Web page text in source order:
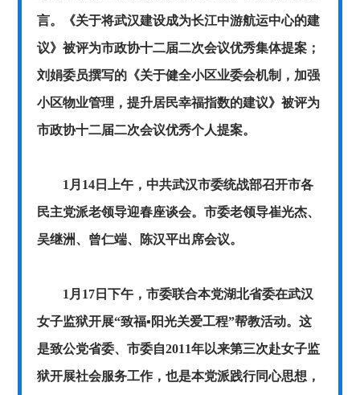
言。《关于将武汉建设成为长江中游航运中心的建
议》被评为市政协十二届二次会议优秀集体提案；
刘娟委员撰写的《关于健全小区业委会机制，加强
小区物业管理，提升居民幸福指数的建议》被评为
市政协十二届二次会议优秀个人提案。
1月14日上午，中共武汉市委统战部召开市各
民主党派老领导迎春座谈会。市委老领导崔光杰、
吴继洲、曾仁端、陈汉平出席会议。
1月17日下午，市委联合本党湖北省委在武汉
女子监狱开展“致福▪ 阳光关爱工程”帮教活动。这
是致公党省委、市委自2011年以来第三次赴女子监
狱开展社会服务工作，也是本党派践行同心思想，